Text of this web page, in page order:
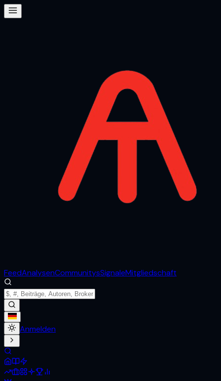
FeedAnalysenCommunitysSignaleMitgliedschaft
Anmelden